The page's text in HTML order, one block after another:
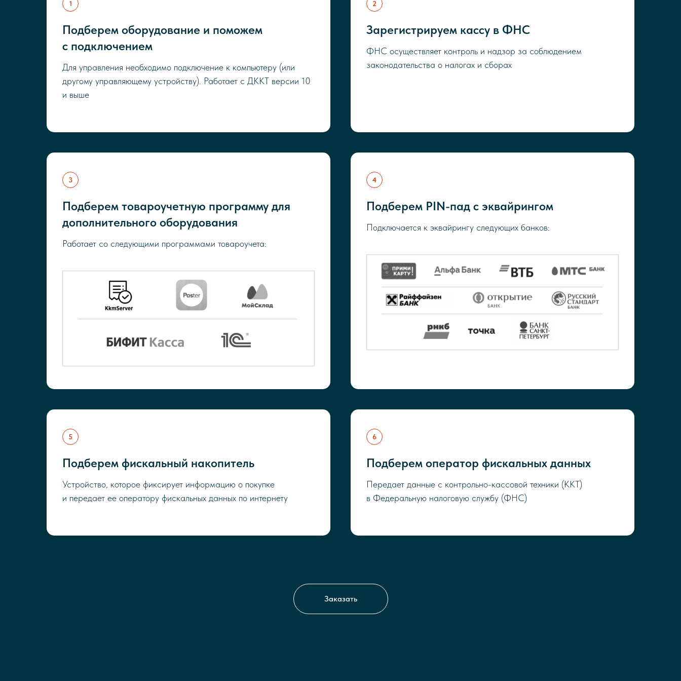
Подберем оборудование и поможем
с подключением
Для управления необходимо подключение к компьютеру (или
другому управляющему устройству). Работает с ДККТ версии 10
и выше
Зарегистрируем кассу в ФНС
ФНС осуществляет контроль и надзор за соблюдением
законодательства о налогах и сборах
Подберем товароучетную программу для
дополнительного оборудования
Работает со следующими программами товароучета:
Подберем PIN-пад с эквайрингом
Подключается к эквайрингу следующих банков:
Подберем фискальный накопитель
Устройство, которое фиксирует информацию о покупке
и передает ее оператору фискальных данных по интернету
Подберем оператор фискальных данных
Передает данные с контрольно-кассовой техники (ККТ)
в Федеральную налоговую службу (ФНС)
Заказать